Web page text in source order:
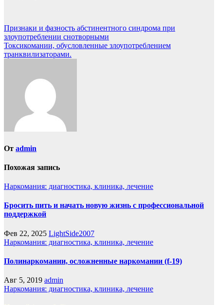
Навигация
по
записям
Признаки и фазность абстинентного синдрома при
злоупотреблении снотворными
Токсикомании, обусловленные злоупотреблением
транквилизаторами.
От admin
Похожая запись
Наркомания: диагностика, клиника, лечение
Бросить пить и начать новую жизнь с профессиональной
поддержкой
Фев 22, 2025 LightSide2007
Наркомания: диагностика, клиника, лечение
Полинаркомании, осложненные наркомании (f-19)
Авг 5, 2019 admin
Наркомания: диагностика, клиника, лечение